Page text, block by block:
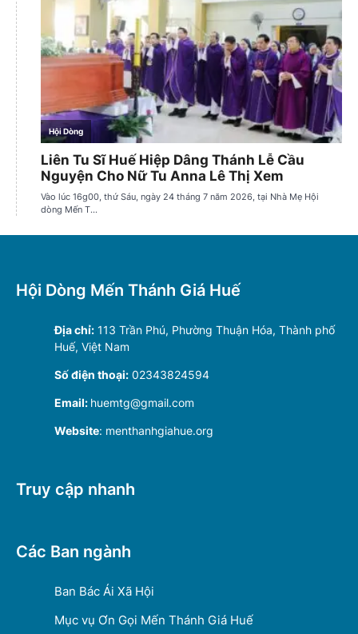
Hội Dòng Mến Thánh Giá Huế
Địa chỉ: 113 Trần Phú, Phường Thuận Hóa, Thành phố
Huế, Việt Nam
Số điện thoại: 02343824594
Email: huemtg@gmail.com
Website: menthanhgiahue.org
Truy cập nhanh
Các Ban ngành
Ban Bác Ái Xã Hội
Mục vụ Ơn Gọi Mến Thánh Giá Huế